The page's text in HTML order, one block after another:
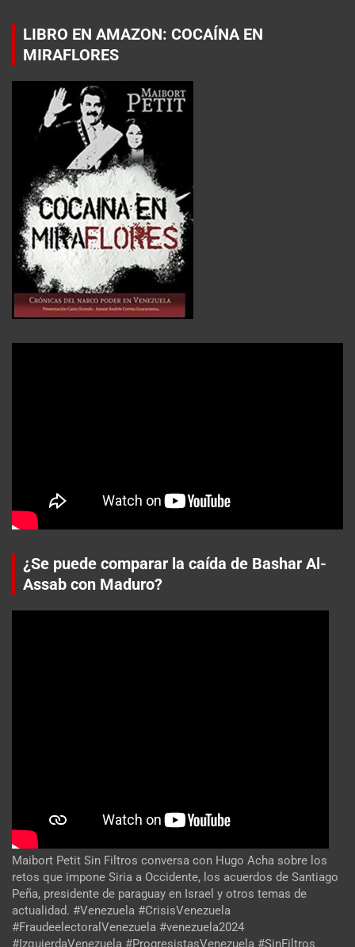
LIBRO EN AMAZON: COCAÍNA EN
MIRAFLORES
¿Se puede comparar la caída de Bashar Al-
Assab con Maduro?
Maibort Petit Sin Filtros conversa con Hugo Acha sobre los
retos que impone Siria a Occidente, los acuerdos de Santiago
Peña, presidente de paraguay en Israel y otros temas de
actualidad. #Venezuela #CrisisVenezuela
#FraudeelectoralVenezuela #venezuela2024
#IzquierdaVenezuela #ProgresistasVenezuela #SinFiltros